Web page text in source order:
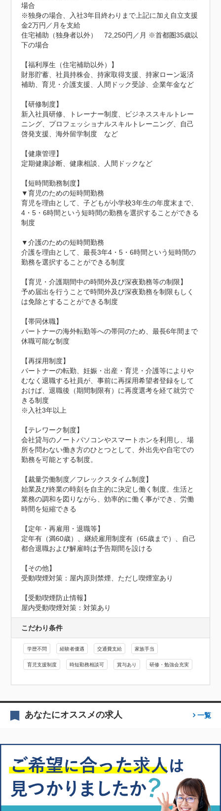
場合
※独身の場合、入社3年目終わりまで上記に加え自立支援
金2万円／月を支給
住宅補助（独身者以外）　72,250円／月 ※首都圏35歳以
下の場合
【福利厚生（住宅補助以外）】
財形貯蓄、社員持株会、持家取得支援、持家ローン返済
補助、育児・介護支援、人間ドック受診、企業年金など
【研修制度】
新入社員研修、トレーナー制度、ビジネススキルトレー
ニング、プロフェッショナルスキルトレーニング、自己
啓発支援、海外留学制度　など
【健康管理】
定期健康診断、健康相談、人間ドックなど
【短時間勤務制度】
▼育児のための短時間勤務
育児を理由として、子どもが小学校3年生の年度末まで、
4・5・6時間という短時間の勤務を選択することができる
制度
▼介護のための短時間勤務
介護を理由として、最長3年4・5・6時間という短時間の
勤務を選択することができる制度
【育児・介護期間中の時間外及び深夜勤務等の制限】
予め届出を行うことで時間外及び深夜勤務を制限もしく
は免除とすることができる制度
【帯同休職】
パートナーの海外転勤等への帯同のため、最長6年間まで
休職可能な制度
【再採用制度】
パートナーの転勤、妊娠・出産・育児・介護等によりや
むなく退職する社員が、事前に再採用希望者登録をして
おけば、退職後（期間制限有）に再度選考を経て就労で
きる制度
※入社3年以上
【テレワーク制度】
会社貸与のノートパソコンやスマートホンを利用し、場
所を問わない働き方のひとつとして、外出先や自宅での
勤務を可能とする制度。
【裁量労働制度／フレックスタイム制度】
始業及び終業の時刻を自主的に決定し働く制度。生活と
業務の調和を図りながら、効率的に働く事ができ、労働
時間を短縮できる
【定年・再雇用・退職等】
定年有（満60歳）、継続雇用制度有（65歳まで）、自己
都合退職および解雇時は予告期間を設ける
【その他】
受動喫煙対策：屋内原則禁煙、ただし喫煙室あり
【受動喫煙防止情報】
屋内受動喫煙対策：対策あり
こだわり条件
学歴不問 経験者優遇 交通費支給 家族手当
育児支援制度 時短勤務相談可 賞与あり 研修・勉強会充実
あなたにオススメの求人 一覧